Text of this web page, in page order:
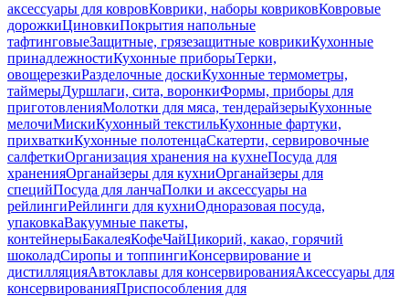
аксессуары для ковровКоврики, наборы ковриковКовровые
дорожкиЦиновкиПокрытия напольные
тафтинговыеЗащитные, грязезащитные коврикиКухонные
принадлежностиКухонные приборыТерки,
овощерезкиРазделочные доскиКухонные термометры,
таймерыДуршлаги, сита, воронкиФормы, приборы для
приготовленияМолотки для мяса, тендерайзерыКухонные
мелочиМискиКухонный текстильКухонные фартуки,
прихваткиКухонные полотенцаСкатерти, сервировочные
салфеткиОрганизация хранения на кухнеПосуда для
храненияОрганайзеры для кухниОрганайзеры для
специйПосуда для ланчаПолки и аксессуары на
рейлингиРейлинги для кухниОдноразовая посуда,
упаковкаВакуумные пакеты,
контейнерыБакалеяКофеЧайЦикорий, какао, горячий
шоколадСиропы и топпингиКонсервирование и
дистилляцияАвтоклавы для консервированияАксессуары для
консервированияПриспособления для